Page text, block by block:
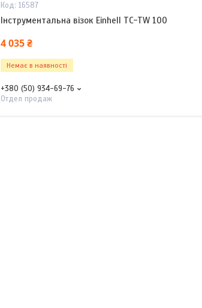
16587
Інструментальна візок Einhell TC-TW 100
4 035 ₴
Немає в наявності
+380 (50) 934-69-76
Отдел продаж